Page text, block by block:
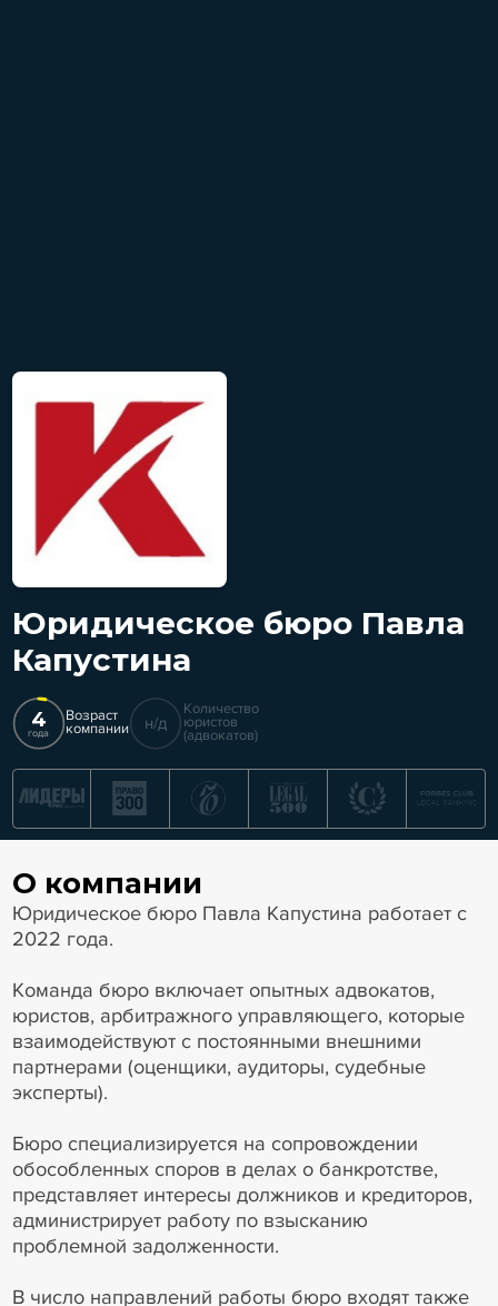
Юридическое бюро Павла
Капустина
4
года
Возраст
компании н/д
Количество
юристов
(адвокатов)
О компании
Юридическое бюро Павла Капустина работает с
2022 года.
Команда бюро включает опытных адвокатов,
юристов, арбитражного управляющего, которые
взаимодействуют с постоянными внешними
партнерами (оценщики, аудиторы, судебные
эксперты).
Бюро специализируется на сопровождении
обособленных споров в делах о банкротстве,
представляет интересы должников и кредиторов,
администрирует работу по взысканию
проблемной задолженности.
В число направлений работы бюро входят также